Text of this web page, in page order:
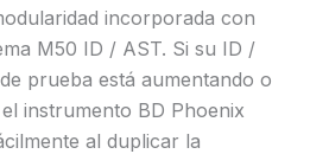
incorporada con
M50 ID / AST. Si su ID /
prueba está aumentando o
instrumento BD Phoenix
al duplicar la